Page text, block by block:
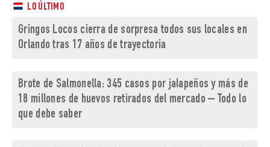
LO ÚLTIMO
Gringos Locos cierra de sorpresa todos sus locales en
Orlando tras 17 años de trayectoria
Brote de Salmonella: 345 casos por jalapeños y más de
18 millones de huevos retirados del mercado – Todo lo
que debe saber